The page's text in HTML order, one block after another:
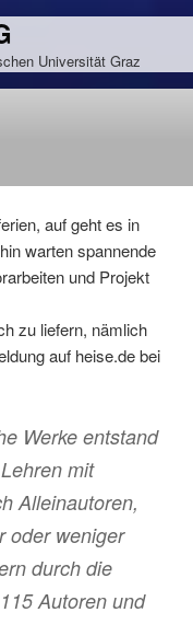
Universität Graz
auf geht es in
warten spannende
und Projekt
zu liefern, nämlich
auf heise.de bei
Werke entstand
mit
Alleinautoren,
oder weniger
durch die
Autoren und